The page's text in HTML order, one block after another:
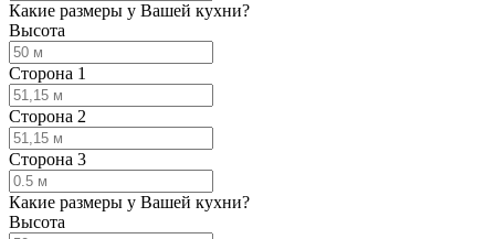
Какие размеры у Вашей кухни?
Высота
Сторона 1
Сторона 2
Сторона 3
Какие размеры у Вашей кухни?
Высота